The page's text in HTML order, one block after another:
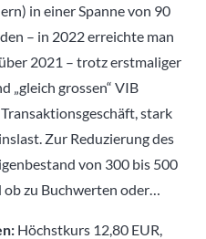
in einer Spanne von 90
– in 2022 erreichte man
2021 – trotz erstmaliger
„gleich grossen“ VIB
stark
Zur Reduzierung des
von 300 bis 500
ob zu Buchwerten oder…
Höchstkurs 12,80 EUR,